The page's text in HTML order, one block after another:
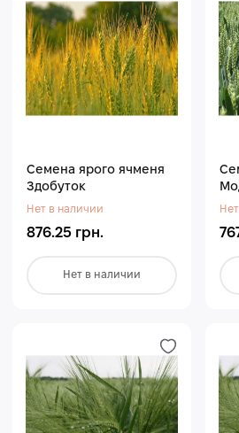
Семена ярого ячменя
Здобуток
Нет в наличии
876.25 грн.
Нет в наличии